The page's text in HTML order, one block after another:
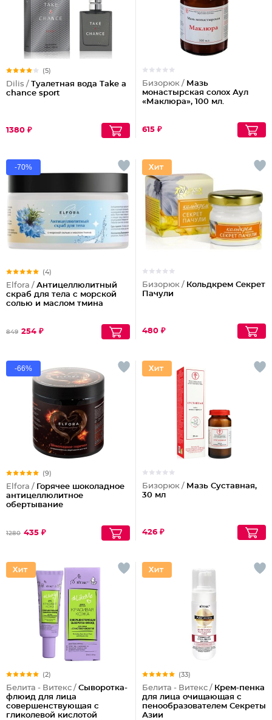
(5)
Dilis / Туалетная вода Take a
chance sport
1380 ₽
Бизорюк / Мазь
монастырская солох Аул
«Маклюра», 100 мл.
615 ₽
-70%
(4)
Elfora / Антицеллюлитный
скраб для тела с морской
солью и маслом тмина
849 254 ₽
Бизорюк / Кольдкрем Секрет
Пачули
480 ₽
-66%
(9)
Elfora / Горячее шоколадное
антицеллюлитное
обертывание
1280 435 ₽
Бизорюк / Мазь Суставная,
30 мл
426 ₽
(2)
Белита - Витекс / Сыворотка-
флюид для лица
совершенствующая с
гликолевой кислотой
(33)
Белита - Витекс / Крем-пенка
для лица очищающая с
пенообразователем Секреты
Азии